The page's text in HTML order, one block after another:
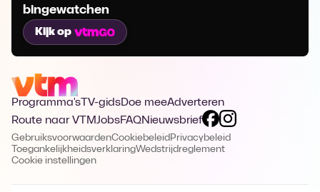
bingewatchen
Kijk op
Programma's TV-gidsDoe meeAdverteren
Route naar VTMJobsFAQNieuwsbrief
GebruiksvoorwaardenCookiebeleid Privacybeleid
ToegankelijkheidsverklaringWedstrijdreglement
Cookie instellingen